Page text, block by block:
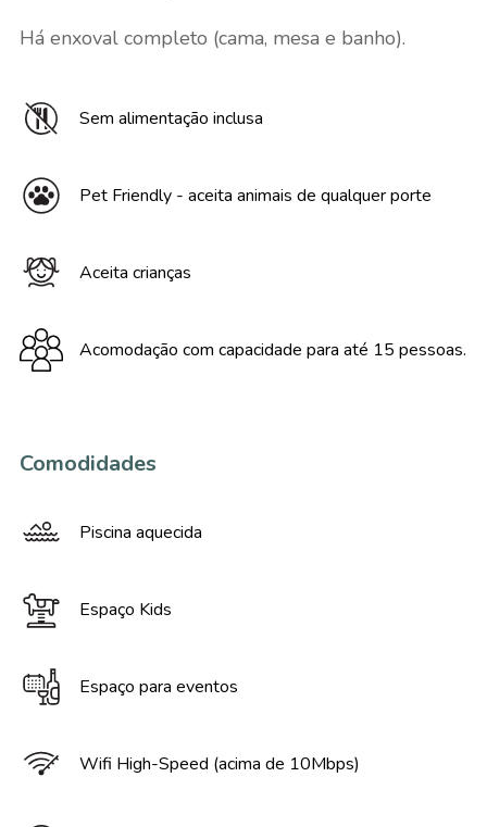
Há enxoval completo (cama, mesa e banho).
Sem alimentação inclusa
Pet Friendly - aceita animais de qualquer porte
Aceita crianças
Acomodação com capacidade para até 15 pessoas.
Comodidades
Piscina aquecida
Espaço Kids
Espaço para eventos
Wifi High-Speed (acima de 10Mbps)